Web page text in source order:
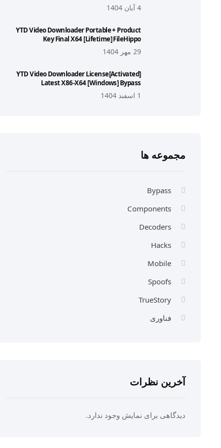
YTD Video Downloader Portable + Product
Key Final X64 [Lifetime] FileHippo
YTD Video Downloader License[Activated]
Latest X86-X64 [Windows] Bypass
مجموعه ها
Bypass
Components
Decoders
Hacks
Mobile
Spoofs
TrueStory
فناوری
آخرین نظرات
دیدگاهی برای نمایش وجود ندارد.